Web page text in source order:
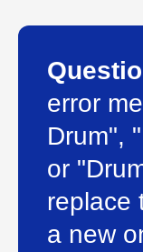
error
Drum",
or
replace
a new